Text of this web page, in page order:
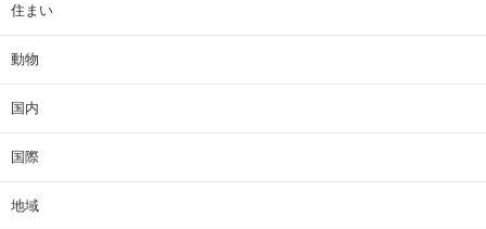
住まい
動物
国内
国際
地域